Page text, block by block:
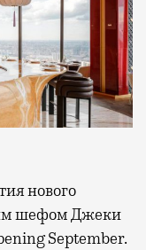
шефом Джеки
September.